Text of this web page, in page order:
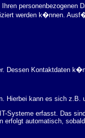
personenbezogenen
werden k�nnen.
Dessen Kontaktdaten
Hierbei kann es sich
Systeme erfasst. Das
automatisch,